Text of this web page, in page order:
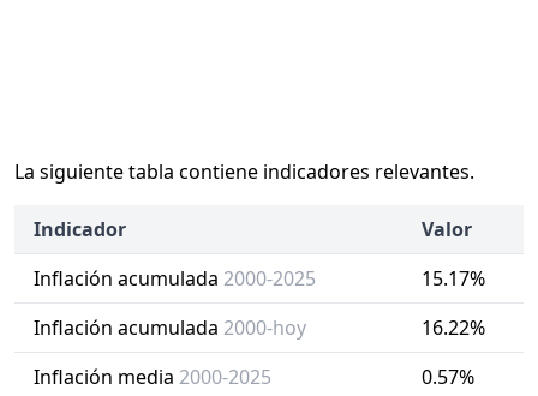
La siguiente tabla contiene indicadores relevantes.
Indicador
Valor
Inflación acumulada 2000-2025
15.17%
Inflación acumulada 2000-hoy
16.22%
Inflación media 2000-2025
0.57%